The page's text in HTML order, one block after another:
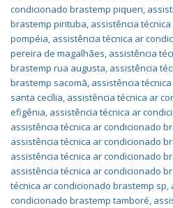
condicionado brastemp piqueri,
brastemp pirituba, assistência
pompéia, assistência técnica ar
pereira de magalhães, assistência
brastemp rua augusta, assistência
brastemp sacomã, assistência
santa cecília, assistência técnica ar
efigênia, assistência técnica ar
assistência técnica ar condicionado
assistência técnica ar condicionado
assistência técnica ar condicionado
assistência técnica ar condicionado
técnica ar condicionado brastemp sp,
condicionado brastemp tamboré,